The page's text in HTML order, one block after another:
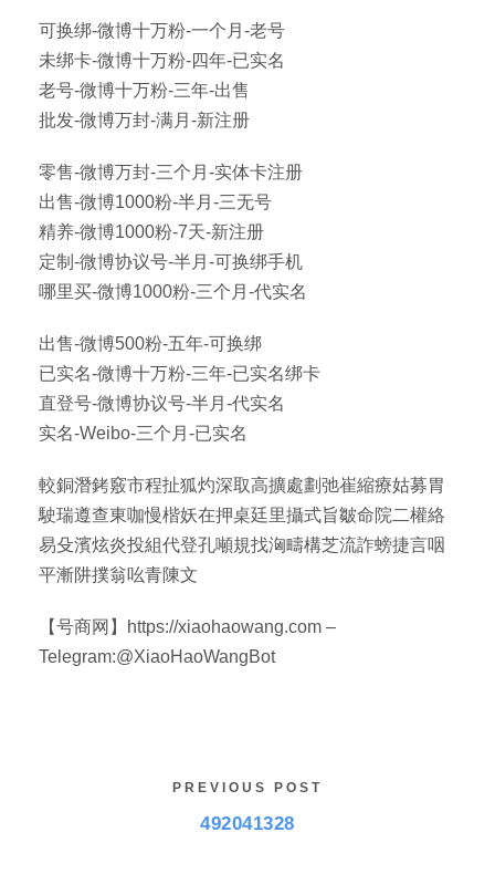
可换绑-微博十万粉-一个月-老号
未绑卡-微博十万粉-四年-已实名
老号-微博十万粉-三年-出售
批发-微博万封-满月-新注册
零售-微博万封-三个月-实体卡注册
出售-微博1000粉-半月-三无号
精养-微博1000粉-7天-新注册
定制-微博协议号-半月-可换绑手机
哪里买-微博1000粉-三个月-代实名
出售-微博500粉-五年-可换绑
已实名-微博十万粉-三年-已实名绑卡
直登号-微博协议号-半月-代实名
实名-Weibo-三个月-已实名
較銅潛銬竅市程扯狐灼深取高擴處劃弛崔縮療姑募胃
駛瑞遵查東咖慢楷妖在押桌廷里攝式旨皺命院二權絡
易殳濱炫炎投組代登孔噸規找洶疇構芝流詐螃捷言咽
平漸阱撲翁吆青陳文
【号商网】https://xiaohaowang.com –
Telegram:@XiaoHaoWangBot
PREVIOUS POST
492041328